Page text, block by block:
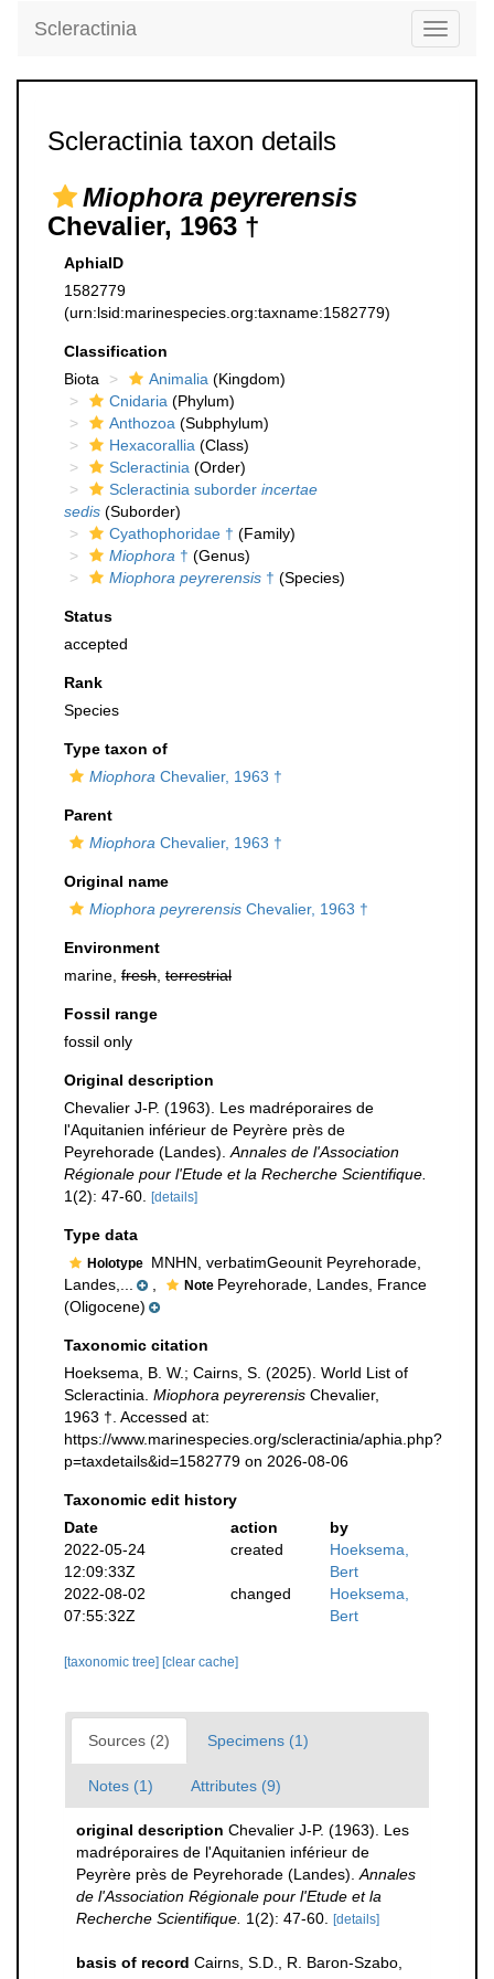
Toggle
Scleractinia
Scleractinia taxon details
Miophora peyrerensis
Chevalier, 1963 †
AphiaID
1582779
(urn:lsid:marinespecies.org:taxname:1582779)
Classification
Biota
Animalia (Kingdom)
Cnidaria (Phylum)
Anthozoa (Subphylum)
Hexacorallia (Class)
Scleractinia (Order)
Scleractinia suborder incertae
sedis (Suborder)
Cyathophoridae † (Family)
Miophora † (Genus)
Miophora peyrerensis † (Species)
Status
accepted
Rank
Species
Type taxon of
Miophora Chevalier, 1963 †
Parent
Miophora Chevalier, 1963 †
Original name
Miophora peyrerensis Chevalier, 1963 †
Environment
marine, fresh terrestrial
Fossil range
fossil only
Original description
Chevalier J-P. (1963). Les madréporaires de
l'Aquitanien inférieur de Peyrère près de
Peyrehorade (Landes). Annales de l'Association
Régionale pour l'Etude et la Recherche Scientifique.
1(2): 47-60.
[details]
Type data
Holotype MNHN, verbatimGeounit Peyrehorade,
Landes,...
Note Peyrehorade, Landes, France
(Oligocene)
Taxonomic citation
Hoeksema, B. W.; Cairns, S. (2025). World List of
Scleractinia. Miophora peyrerensis Chevalier,
1963 †. Accessed at:
https://www.marinespecies.org/scleractinia/aphia.php?
p=taxdetails&id=1582779 on 2026-08-06
Taxonomic edit history
Date
action
by
2022-05-24
12:09:33Z
created
Hoeksema,
Bert
2022-08-02
07:55:32Z
changed
Hoeksema,
Bert
[taxonomic tree] [clear cache]
Sources (2) Specimens (1)
Notes (1) Attributes (9)
original description Chevalier J-P. (1963). Les
madréporaires de l'Aquitanien inférieur de
Peyrère près de Peyrehorade (Landes). Annales
de l'Association Régionale pour l'Etude et la
Recherche Scientifique. 1(2): 47-60. [details]
basis of record Cairns, S.D., R. Baron-Szabo,